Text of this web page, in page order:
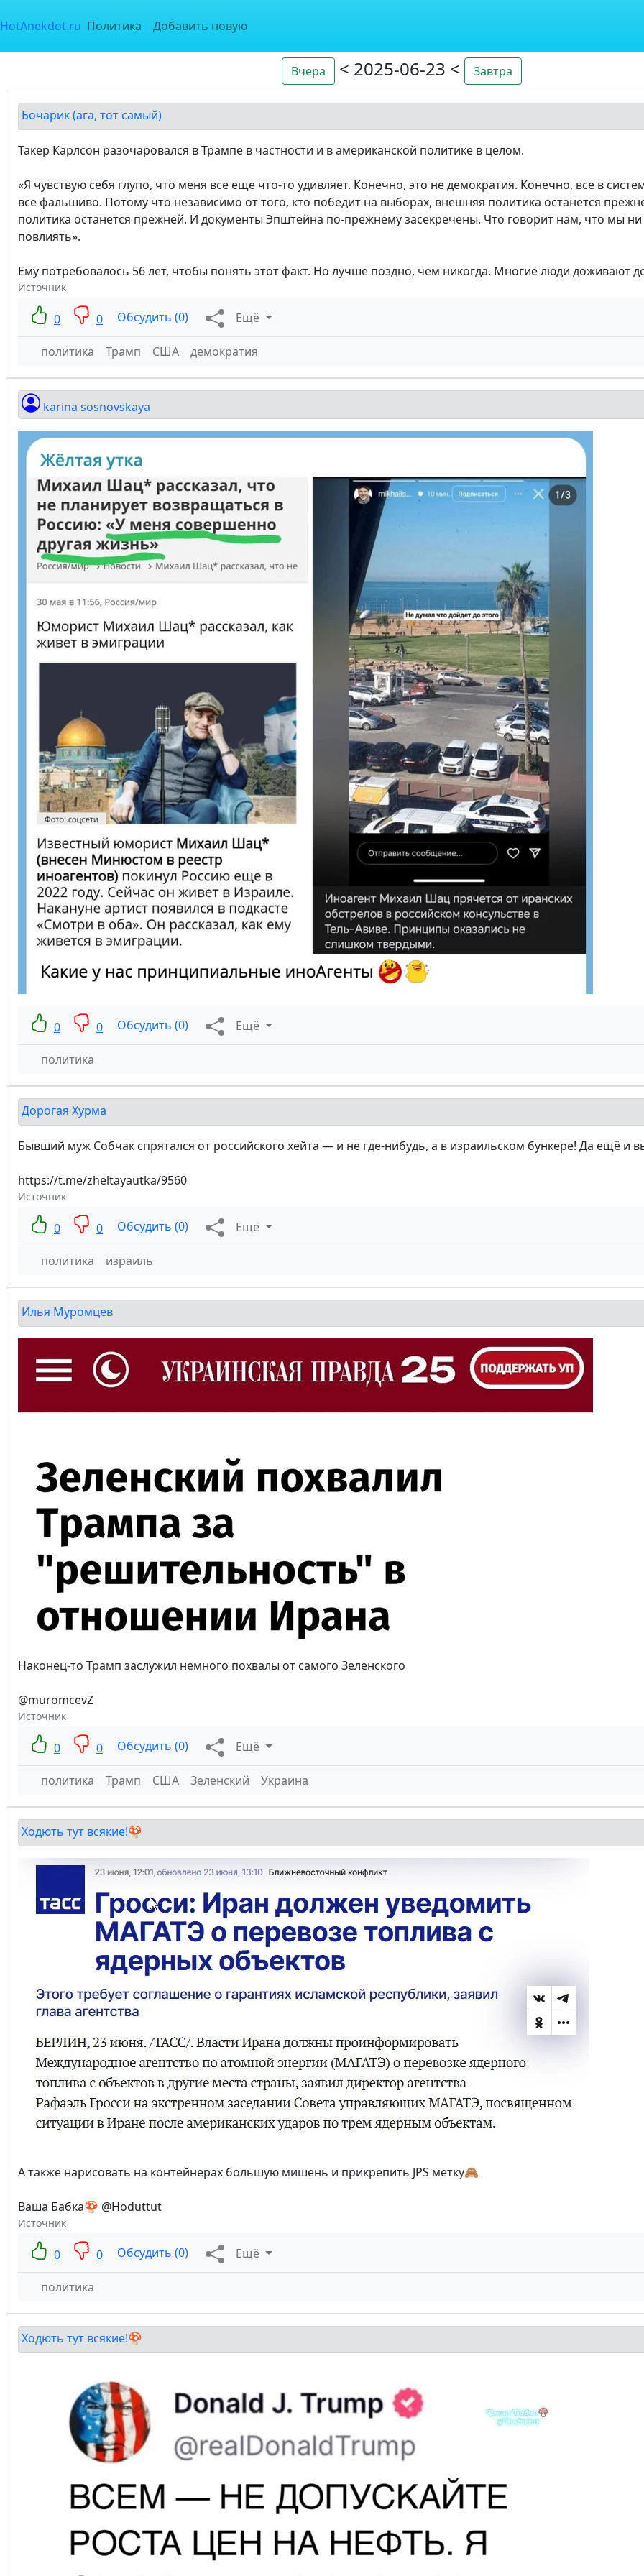
HotAnekdot.ru Политика Добавить новую
Вчера < 2025-06-23 < Завтра
Бочарик (ага, тот самый)
Такер Карлсон разочаровался в Трампе в частности и в американской политике в целом.
«Я чувствую себя глупо, что меня все еще что-то удивляет. Конечно, это не демократия. Конечно, все в
все фальшиво. Потому что независимо от того, кто победит на выборах, внешняя политика останется
политика останется прежней. И документы Эпштейна по-прежнему засекречены. Что говорит нам, что мы
повлиять».
Ему потребовалось 56 лет, чтобы понять этот факт. Но лучше поздно, чем никогда. Многие люди доживают
Источник
0 0 Обсудить (0) Ещё
политика Трамп США демократия
karina sosnovskaya
0 0 Обсудить (0) Ещё
политика
Дорогая Хурма
Бывший муж Собчак спрятался от российского хейта — и не где-нибудь, а в израильском бункере! Да ещё и
https://t.me/zheltayautka/9560
Источник
0 0 Обсудить (0) Ещё
политика израиль
Илья Муромцев
Наконец-то Трамп заслужил немного похвалы от самого Зеленского
@muromcevZ
Источник
0 0 Обсудить (0) Ещё
политика Трамп США Зеленский Украина
Ходють тут всякие!🍄
А также нарисовать на контейнерах большую мишень и прикрепить JPS метку🙈
Ваша Бабка🍄 @Hoduttut
Источник
0 0 Обсудить (0) Ещё
политика
Ходють тут всякие!🍄